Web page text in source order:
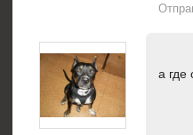
а где